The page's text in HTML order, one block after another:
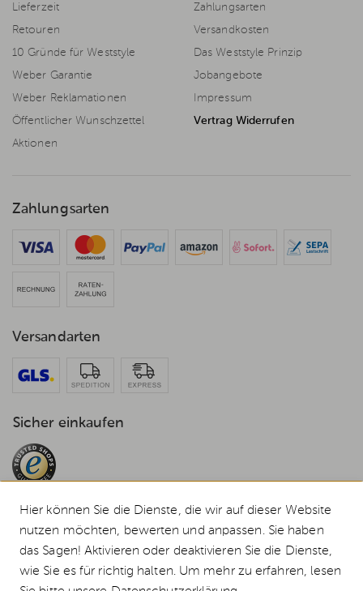
Lieferzeit
Retouren
10 Gründe für Weststyle
Weber Garantie
Weber Reklamationen
Öffentlicher Wunschzettel
Aktionen
Zahlungsarten
Versandkosten
Das Weststyle Prinzip
Jobangebote
Impressum
Vertrag Widerrufen
Zahlungsarten
Versandarten
Sicher einkaufen
© 2026 Weststyle GmbH · Europas grosser Weber Spezialist
Alle Preise inkl. MwSt., inkl. Verpackungskosten und zzgl.
Hier können Sie die Dienste, die wir auf dieser Website
nutzen möchten, bewerten und anpassen. Sie haben
das Sagen! Aktivieren oder deaktivieren Sie die Dienste,
wie Sie es für richtig halten. Um mehr zu erfahren, lesen